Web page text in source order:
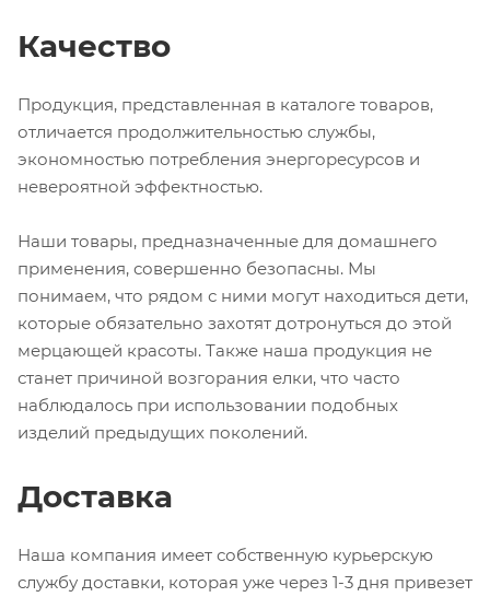
Качество
Продукция, представленная в каталоге товаров,
отличается продолжительностью службы,
экономностью потребления энергоресурсов и
невероятной эффектностью.
Наши товары, предназначенные для домашнего
применения, совершенно безопасны. Мы
понимаем, что рядом с ними могут находиться дети,
которые обязательно захотят дотронуться до этой
мерцающей красоты. Также наша продукция не
станет причиной возгорания елки, что часто
наблюдалось при использовании подобных
изделий предыдущих поколений.
Доставка
Наша компания имеет собственную курьерскую
службу доставки, которая уже через 1-3 дня привезет